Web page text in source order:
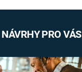
NÁVRHY PRO VÁS